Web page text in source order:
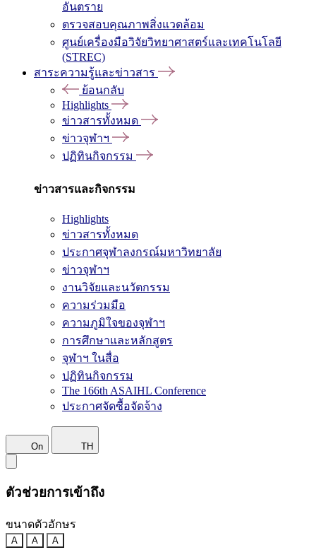
อันตราย
ตรวจสอบคุณภาพสิ่งแวดล้อม
ศูนย์เครื่องมือวิจัยวิทยาศาสตร์และเทคโนโลยี
(STREC)
สาระความรู้และข่าวสาร
ย้อนกลับ
Highlights
ข่าวสารทั้งหมด
ข่าวจุฬาฯ
ปฏิทินกิจกรรม
ข่าวสารและกิจกรรม
Highlights
ข่าวสารทั้งหมด
ประกาศจุฬาลงกรณ์มหาวิทยาลัย
ข่าวจุฬาฯ
งานวิจัยและนวัตกรรม
ความร่วมมือ
ความภูมิใจของจุฬาฯ
การศึกษาและหลักสูตร
จุฬาฯ ในสื่อ
ปฏิทินกิจกรรม
The 166th ASAIHL Conference
ประกาศจัดซื้อจัดจ้าง
On TH
ตัวช่วยการเข้าถึง
ขนาดตัวอักษร
A A A